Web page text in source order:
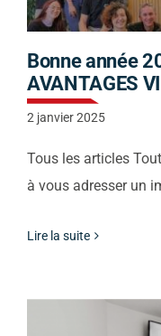
Bonne année
AVANTAGES
2 janvier 2025
Tous les articles
à vous adresser un
Lire la suite